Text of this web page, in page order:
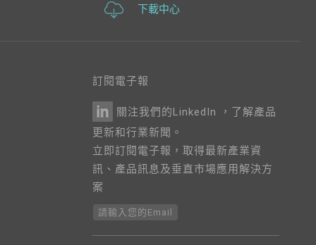
下載中心
訂閱電子報
關注我們的LinkedIn ，了解產品
更新和行業新聞。
立即訂閱電子報，取得最新產業資
訊、產品訊息及垂直市場應用解決方
案
請輸入您的Email